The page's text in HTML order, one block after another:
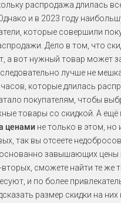
распродажа длилась
и в 2023 году
которые совершили
Дело в том, что
а вот нужный товар может
лучше не
часов, которые длилась
покупателям, чтобы
товары со скидкой. А ещё
ценами не только в этом, но
так вы отсеете
завышающих цены
сможете найти те же
и по более
размер скидки на